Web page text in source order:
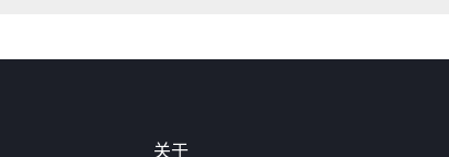
关于